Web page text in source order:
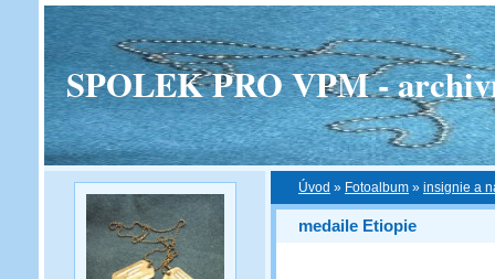
SPOLEK PRO VPM -
Úvod » Fotoalbum » insignie a
medaile Etiopie